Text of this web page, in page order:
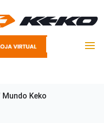
Mundo Keko